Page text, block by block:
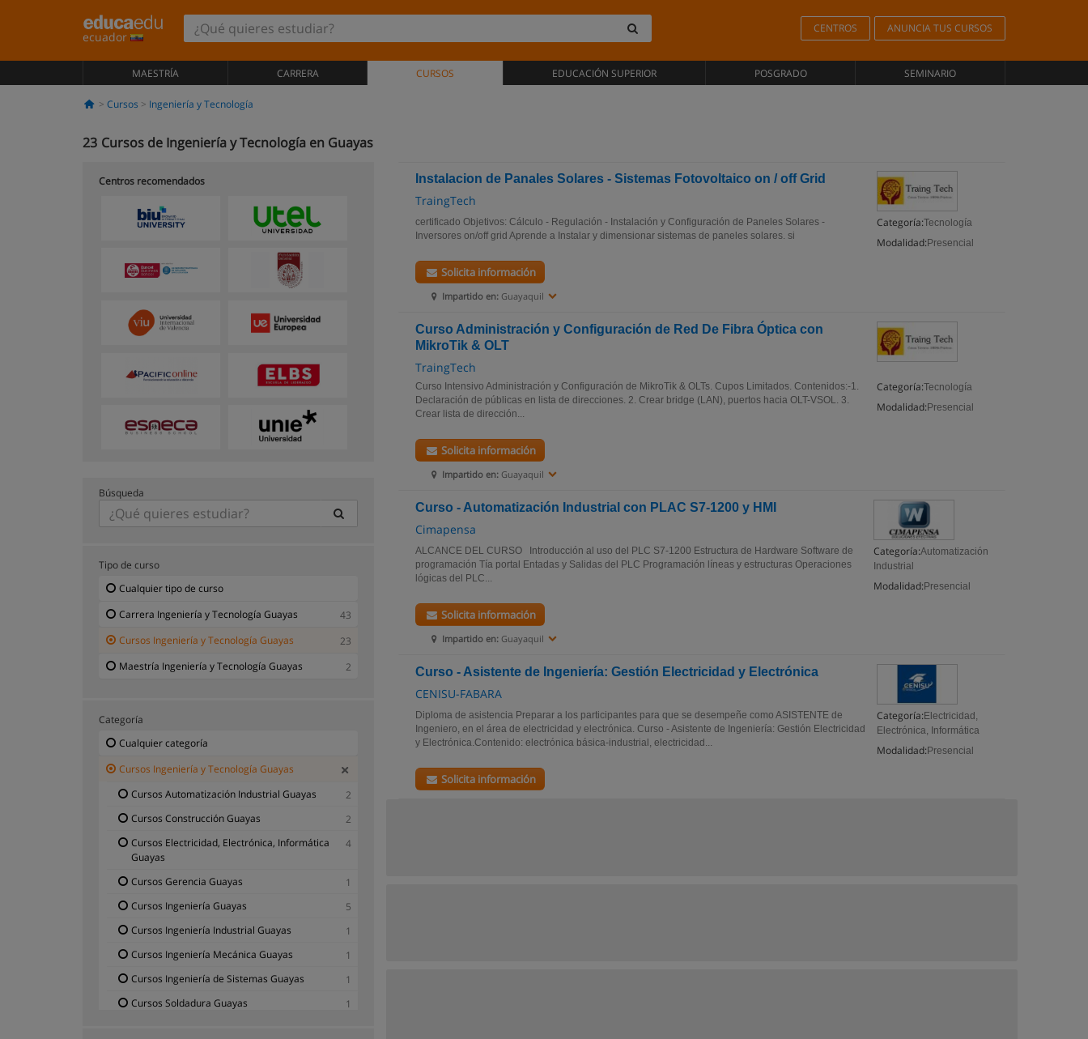
ecuador
CENTROS ANUNCIA TUS CURSOS
MAESTRÍA CARRERA CURSOS EDUCACIÓN SUPERIOR POSGRADO SEMINARIO
Cursos Ingeniería y Tecnología
23 Cursos de Ingeniería y Tecnología en Guayas
Instalacion de Panales Solares - Sistemas Fotovoltaico on / off Grid
TraingTech
Categoría:Tecnología
Modalidad: Presencial
certificado Objetivos: Cálculo - Regulación - Instalación y Configuración de Paneles Solares -
Inversores on/off grid Aprende a Instalar y dimensionar sistemas de paneles solares. si
Impartido en: Guayaquil
Solicita información
Curso Administración y Configuración de Red De Fibra Óptica con
MikroTik & OLT
TraingTech
Categoría:Tecnología
Modalidad: Presencial
Curso Intensivo Administración y Configuración de MikroTik & OLTs. Cupos Limitados. Contenidos:-1.
Declaración de públicas en lista de direcciones. 2. Crear bridge (LAN), puertos hacia OLT-VSOL. 3.
Crear lista de dirección...
Impartido en: Guayaquil
Solicita información
Curso - Automatización Industrial con PLAC S7-1200 y HMI
Cimapensa
Categoría:Automatización
Industrial
Modalidad: Presencial
ALCANCE DEL CURSO Introducción al uso del PLC S7-1200 Estructura de Hardware Software de
programación Tía portal Entadas y Salidas del PLC Programación líneas y estructuras Operaciones
lógicas del PLC...
Impartido en: Guayaquil
Solicita información
Curso - Asistente de Ingeniería: Gestión Electricidad y Electrónica
CENISU-FABARA
Categoría: Electricidad,
Electrónica, Informática
Modalidad: Presencial
Diploma de asistencia Preparar a los participantes para que se desempeñe como ASISTENTE de
Ingeniero, en el área de electricidad y electrónica. Curso - Asistente de Ingeniería: Gestión Electricidad
y Electrónica.Contenido: electrónica básica-industrial, electricidad...
Solicita información
Centros recomendados
Búsqueda
Tipo de curso
Cualquier tipo de curso
Carrera Ingeniería y Tecnología Guayas
43
Cursos Ingeniería y Tecnología Guayas
23
Maestría Ingeniería y Tecnología Guayas
2
Categoría
Cualquier categoría
Cursos Ingeniería y Tecnología Guayas
Cursos Automatización Industrial Guayas
2
Cursos Construcción Guayas
2
Cursos Electricidad, Electrónica, Informática
Guayas
4
Cursos Gerencia Guayas
1
Cursos Ingeniería Guayas
5
Cursos Ingeniería Industrial Guayas
1
Cursos Ingeniería Mecánica Guayas
1
Cursos Ingeniería de Sistemas Guayas
1
Cursos Soldadura Guayas
1